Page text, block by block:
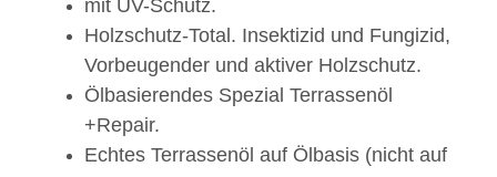
mit UV-Schutz.
Holzschutz-Total. Insektizid und Fungizid,
Vorbeugender und aktiver Holzschutz.
Ölbasierendes Spezial Terrassenöl
+Repair.
Echtes Terrassenöl auf Ölbasis (nicht auf